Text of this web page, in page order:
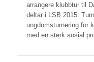
arrangere klubbtur til
deltar i LSB 2015.
ungdomsturnering for
med en sterk sosial